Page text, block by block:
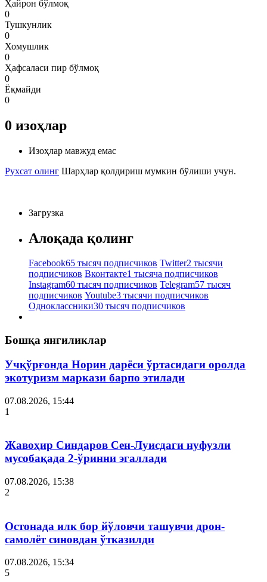
Ҳайрон бўлмоқ
0
Тушкунлик
0
Хомушлик
0
Ҳафсаласи пир бўлмоқ
0
Ёқмайди
0
0 изоҳлар
Изоҳлар мавжуд емас
Рухсат олинг Шарҳлар қолдириш мумкин бўлиши учун.
Загрузка
Алоқада қолинг
Facebook65 тысяч подписчиков Twitter2 тысячи
подписчиков Вконтакте1 тысяча подписчиков
Instagram60 тысяч подписчиков Telegram57 тысяч
подписчиков Youtube3 тысячи подписчиков
Одноклассники30 тысяч подписчиков
Бошқа янгиликлар
Учқўрғонда Норин дарёси ўртасидаги оролда
экотуризм маркази барпо этилади
07.08.2026, 15:44
1
Жавоҳир Синдаров Сен-Луисдаги нуфузли
мусобақада 2-ўринни эгаллади
07.08.2026, 15:38
2
Остонада илк бор йўловчи ташувчи дрон-
самолёт синовдан ўтказилди
07.08.2026, 15:34
5